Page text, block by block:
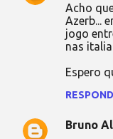
Acho
Azerb...
jogo
nas
Espero
Bruno